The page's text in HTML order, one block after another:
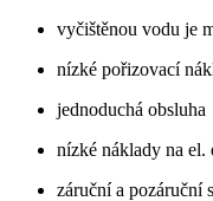
vyčištěnou vodu je
nízké pořizovací
jednoduchá obsluha
nízké náklady na el.
záruční a pozáruční